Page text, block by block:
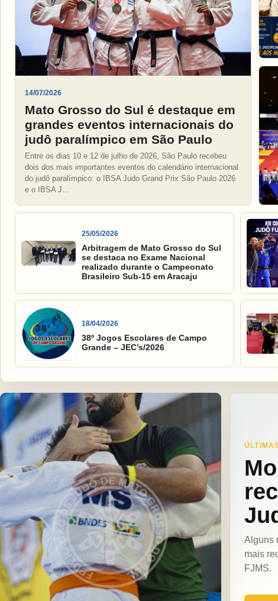
14/07/2026
Mato Grosso do Sul é destaque em
grandes eventos internacionais do
judô paralímpico em São Paulo
Entre os dias 10 e 12 de julho de 2026, São Paulo recebeu
dois dos mais importantes eventos do calendário internacional
do judô paralímpico: o IBSA Judo Grand Prix São Paulo 2026
e o IBSA J...
25/05/2026
Arbitragem de Mato Grosso do Sul
se destaca no Exame Nacional
realizado durante o Campeonato
Brasileiro Sub-15 em Aracaju
18/04/2026
38º Jogos Escolares de Campo
Grande – JEC’s/2026
Alguns
mais
FJMS.